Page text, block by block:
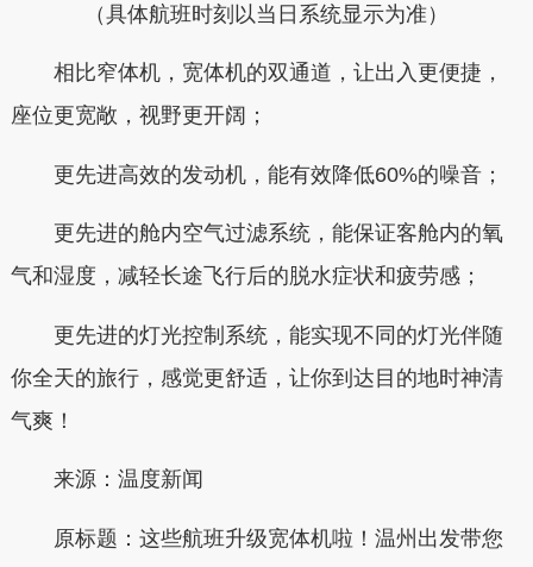
（具体航班时刻以当日系统显示为准）
相比窄体机，宽体机的双通道，让出入更便捷，
座位更宽敞，视野更开阔；
更先进高效的发动机，能有效降低60%的噪音；
更先进的舱内空气过滤系统，能保证客舱内的氧
气和湿度，减轻长途飞行后的脱水症状和疲劳感；
更先进的灯光控制系统，能实现不同的灯光伴随
你全天的旅行，感觉更舒适，让你到达目的地时神清
气爽！
来源： 温度新闻
原标题： 这些航班升级宽体机啦！温州出发带您